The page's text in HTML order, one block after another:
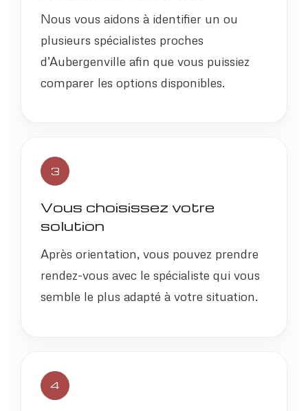
Nous vous aidons à identifier un ou
plusieurs spécialistes proches
d’Aubergenville afin que vous puissiez
comparer les options disponibles.
3
Vous choisissez votre
solution
Après orientation, vous pouvez prendre
rendez-vous avec le spécialiste qui vous
semble le plus adapté à votre situation.
4